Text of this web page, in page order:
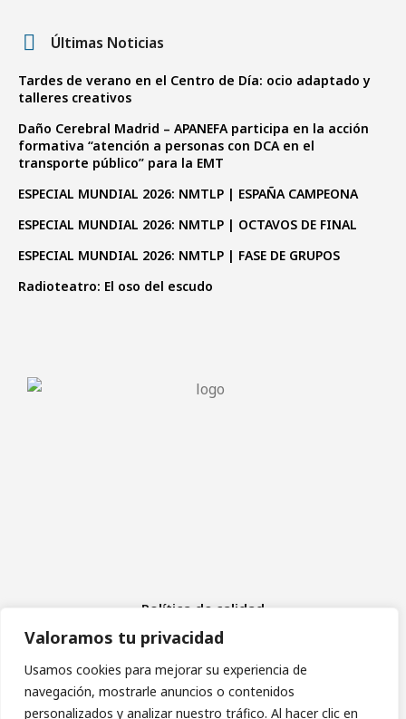
Valoramos tu privacidad
Usamos cookies para mejorar su experiencia de
navegación, mostrarle anuncios o contenidos
personalizados y analizar nuestro tráfico. Al hacer clic en
Últimas Noticias
Tardes de verano en el Centro de Día: ocio adaptado y
talleres creativos
Daño Cerebral Madrid – APANEFA participa en la acción
formativa “atención a personas con DCA en el
transporte público” para la EMT
ESPECIAL MUNDIAL 2026: NMTLP | ESPAÑA CAMPEONA
ESPECIAL MUNDIAL 2026: NMTLP | OCTAVOS DE FINAL
ESPECIAL MUNDIAL 2026: NMTLP | FASE DE GRUPOS
Radioteatro: El oso del escudo
Política de calidad
Aviso Legal
Política de cookies
Política de privacidad